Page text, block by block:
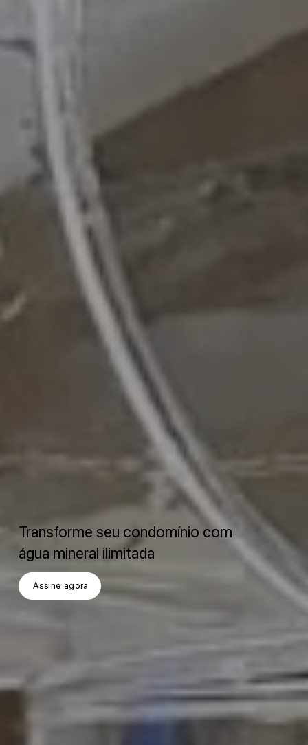
Transforme seu condomínio com
água mineral ilimitada
Assine agora